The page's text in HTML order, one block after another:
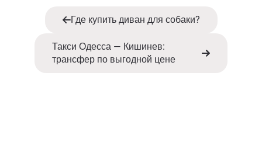
Где купить диван для собаки?
Такси Одесса — Кишинев:
трансфер по выгодной цене